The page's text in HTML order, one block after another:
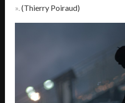
».(Thierry Poiraud)